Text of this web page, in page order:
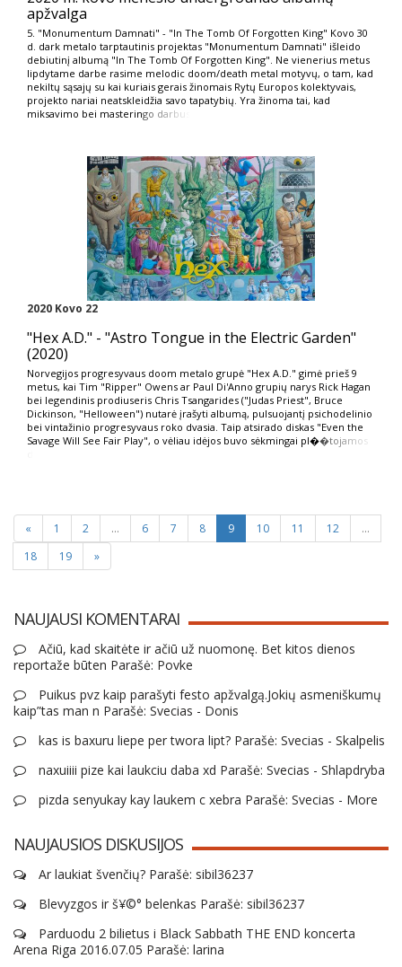
apžvalga
5. "Monumentum Damnati" - "In The Tomb Of Forgotten King" Kovo 30
d. dark metalo tarptautinis projektas "Monumentum Damnati" išleido
debiutinį albumą "In The Tomb Of Forgotten King". Ne vienerius metus
lipdytame darbe rasime melodic doom/death metal motyvų, o tam, kad
nekiltų sąsajų su kai kuriais gerais žinomais Rytų Europos kolektyvais,
projekto nariai neatskleidžia savo tapatybių. Yra žinoma tai, kad
miksavimo bei masteringo darbus
2020 Kovo 22
"Hex A.D." - "Astro Tongue in the Electric Garden"
(2020)
Norvegijos progresyvaus doom metalo grupė "Hex A.D." gimė prieš 9
metus, kai Tim "Ripper" Owens ar Paul Di'Anno grupių narys Rick Hagan
bei legendinis prodiuseris Chris Tsangarides ("Judas Priest", Bruce
Dickinson, "Helloween") nutarė įrašyti albumą, pulsuojantį psichodelinio
bei vintažinio progresyvaus roko dvasia. Taip atsirado diskas "Even the
Savage Will See Fair Play", o vėliau idėjos buvo sėkmingai pl��tojamos
« 1 2 ... 6 7 8 9 10 11 12
...
18
19 »
NAUJAUSI KOMENTARAI
Ačiū, kad skaitėte ir ačiū už nuomonę. Bet kitos dienos
reportaže būten Parašė: Povke
Puikus pvz kaip parašyti festo apžvalgą.Jokių asmeniškumų
kaip”tas man n Parašė: Svecias - Donis
kas is baxuru liepe per twora lipt? Parašė: Svecias - Skalpelis
naxuiiii pize kai laukciu daba xd Parašė: Svecias - Shlapdryba
pizda senyukay kay laukem c xebra Parašė: Svecias - More
NAUJAUSIOS DISKUSIJOS
Ar laukiat švenčių? Parašė: sibil36237
Blevyzgos ir š¥©° belenkas Parašė: sibil36237
Parduodu 2 bilietus i Black Sabbath THE END koncerta
Arena Riga 2016.07.05 Parašė: larina